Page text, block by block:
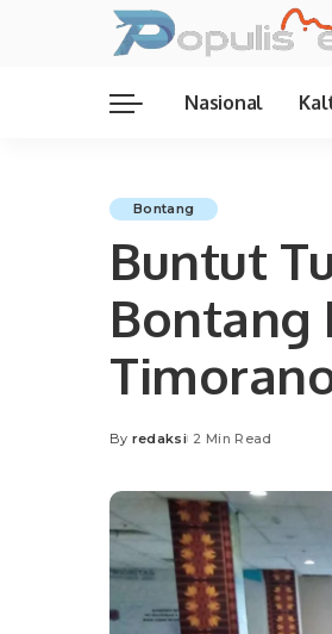
Nasional
Bontang
Buntut
Bontang
Posted
By redaksi 2 Min Read